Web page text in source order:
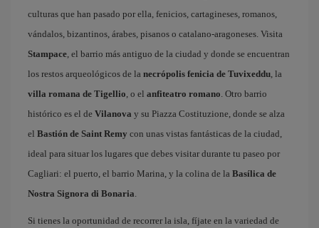
culturas que han pasado por ella, fenicios, cartagineses, romanos,
vándalos, bizantinos, árabes, pisanos o catalano-aragoneses. Visita
Stampace, el barrio más antiguo de la ciudad y donde se encuentran
los restos arqueológicos de la necrópolis fenicia de Tuvixeddu, la
villa romana de Tigellio, o el anfiteatro romano. Otro barrio
histórico es el de Vilanova y su Piazza Costituzione, donde se alza
el Bastión de Saint Remy con unas vistas fantásticas de la ciudad,
ideal para situar los lugares que debes visitar durante tu paseo por
Cagliari: el puerto, el barrio Marina, y la colina de la Basílica de
Nostra Signora di Bonaria.
Si tienes la oportunidad de recorrer la isla, fíjate en la variedad de